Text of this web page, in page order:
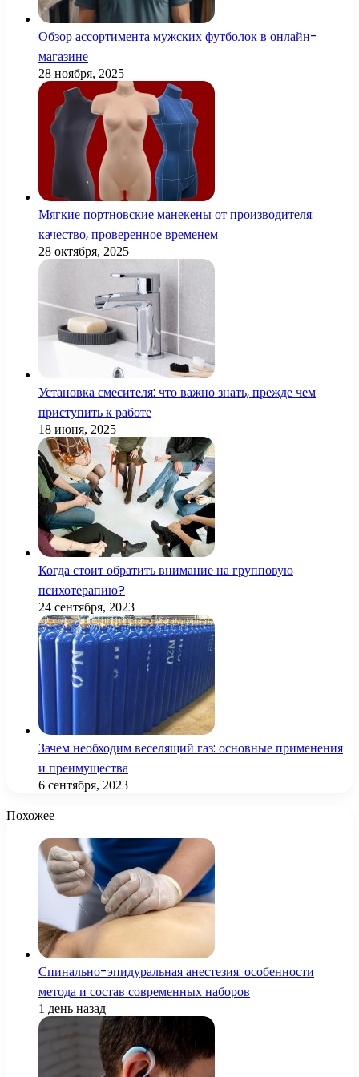
Обзор ассортимента мужских футболок в онлайн-
магазине
28 ноября, 2025
Мягкие портновские манекены от производителя:
качество, проверенное временем
28 октября, 2025
Установка смесителя: что важно знать, прежде чем
приступить к работе
18 июня, 2025
Когда стоит обратить внимание на групповую
психотерапию?
24 сентября, 2023
Зачем необходим веселящий газ: основные применения
и преимущества
6 сентября, 2023
Похожее
Спинально-эпидуральная анестезия: особенности
метода и состав современных наборов
1 день назад